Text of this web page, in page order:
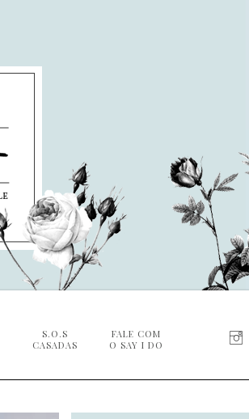
S.O.S
CASADAS
FALE COM
O SAY I DO